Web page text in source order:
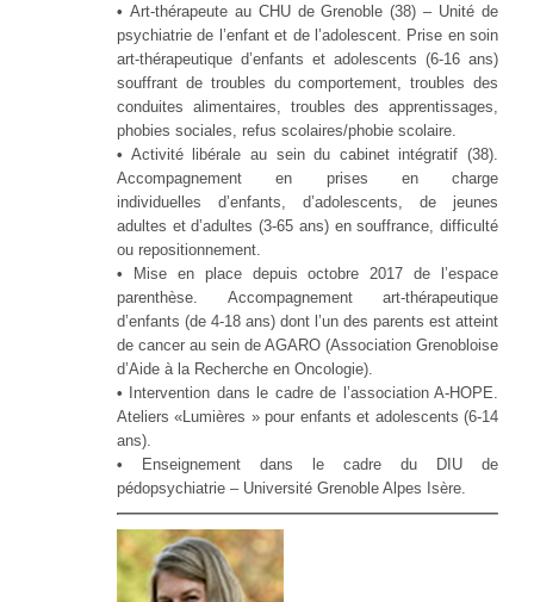
• Art-thérapeute au CHU de Grenoble (38) – Unité de
psychiatrie de l’enfant et de l’adolescent. Prise en soin
art-thérapeutique d’enfants et adolescents (6-16 ans)
souffrant de troubles du comportement, troubles des
conduites alimentaires, troubles des apprentissages,
phobies sociales, refus scolaires/phobie scolaire.
• Activité libérale au sein du cabinet intégratif (38).
Accompagnement en prises en charge
individuelles d’enfants, d’adolescents, de jeunes
adultes et d’adultes (3-65 ans) en souffrance, difficulté
ou repositionnement.
•
Mise en place depuis octobre 2017 de l’espace
parenthèse. Accompagnement art-thérapeutique
d’enfants (de 4-18 ans) dont l’un des parents est atteint
de cancer au sein de AGARO (Association Grenobloise
d’Aide à la Recherche en Oncologie).
•
Intervention dans le cadre de l’association A-HOPE.
Ateliers «Lumières » pour enfants et adolescents (6-14
ans).
•
Enseignement dans
le cadre du DIU de
pédopsychiatrie – Université Grenoble Alpes Isère.